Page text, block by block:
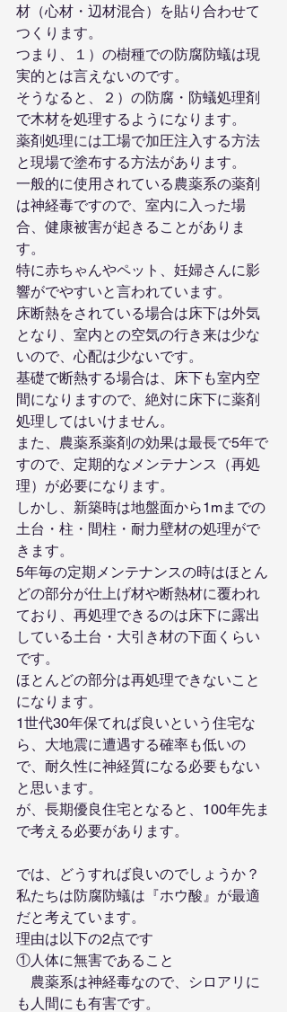
材（心材・辺材混合）を貼り合わせて
つくります。
つまり、１）の樹種での防腐防蟻は現
実的とは言えないのです。
そうなると、２）の防腐・防蟻処理剤
で木材を処理するようになります。
薬剤処理には工場で加圧注入する方法
と現場で塗布する方法があります。
一般的に使用されている農薬系の薬剤
は神経毒ですので、室内に入った場
合、健康被害が起きることがありま
す。
特に赤ちゃんやペット、妊婦さんに影
響がでやすいと言われています。
床断熱をされている場合は床下は外気
となり、室内との空気の行き来は少な
いので、心配は少ないです。
基礎で断熱する場合は、床下も室内空
間になりますので、絶対に床下に薬剤
処理してはいけません。
また、農薬系薬剤の効果は最長で5年で
すので、定期的なメンテナンス（再処
理）が必要になります。
しかし、新築時は地盤面から1mまでの
土台・柱・間柱・耐力壁材の処理がで
きます。
5年毎の定期メンテナンスの時はほとん
どの部分が仕上げ材や断熱材に覆われ
ており、再処理できるのは床下に露出
している土台・大引き材の下面くらい
です。
ほとんどの部分は再処理できないこと
になります。
1世代30年保てれば良いという住宅な
ら、大地震に遭遇する確率も低いの
で、耐久性に神経質になる必要もない
と思います。
が、長期優良住宅となると、100年先ま
で考える必要があります。
では、どうすれば良いのでしょうか？
私たちは防腐防蟻は『ホウ酸』が最適
だと考えています。
理由は以下の2点です
①人体に無害であること
農薬系は神経毒なので、シロアリに
も人間にも有害です。